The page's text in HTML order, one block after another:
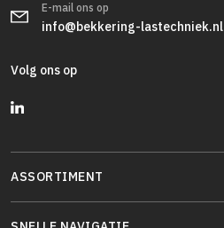
E-mail ons op
info@bekkering-lastechniek.nl
Volg ons op
ASSORTIMENT